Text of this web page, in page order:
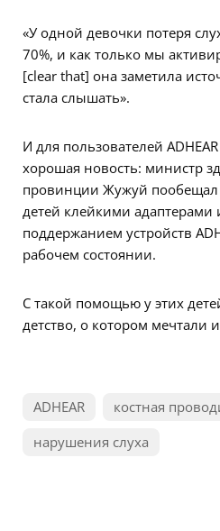
«У одной девочки потеря
70%, и как только мы
[clear that] она заметила
стала слышать».
И для пользователей
хорошая новость: министр
провинции Жужуй пообещал
детей клейкими адаптерами
поддержанием устройств
рабочем состоянии.
С такой помощью у этих
детство, о котором мечтали
ADHEAR костная
нарушения слуха